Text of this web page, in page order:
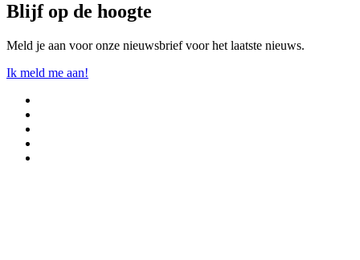
Blijf op de hoogte
Meld je aan voor onze nieuwsbrief voor het laatste nieuws.
Ik meld me aan!